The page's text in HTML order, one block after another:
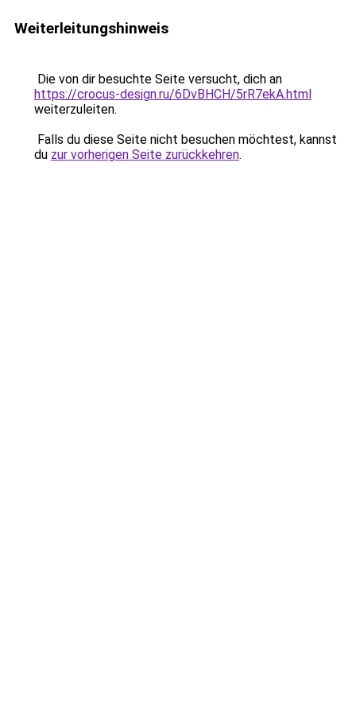
Weiterleitungshinweis
Die von dir besuchte Seite versucht, dich an
https://crocus-design.ru/6DvBHCH/5rR7ekA.html
weiterzuleiten.
Falls du diese Seite nicht besuchen möchtest, kannst
du zur vorherigen Seite zurückkehren.